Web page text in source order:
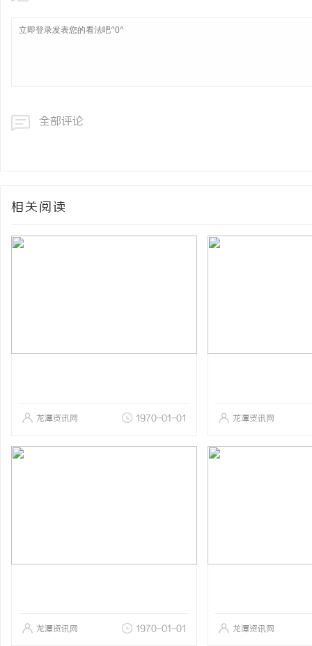
全部评论
相关阅读
龙潭资讯网 1970-01-01 龙潭资讯网
龙潭资讯网 1970-01-01 龙潭资讯网